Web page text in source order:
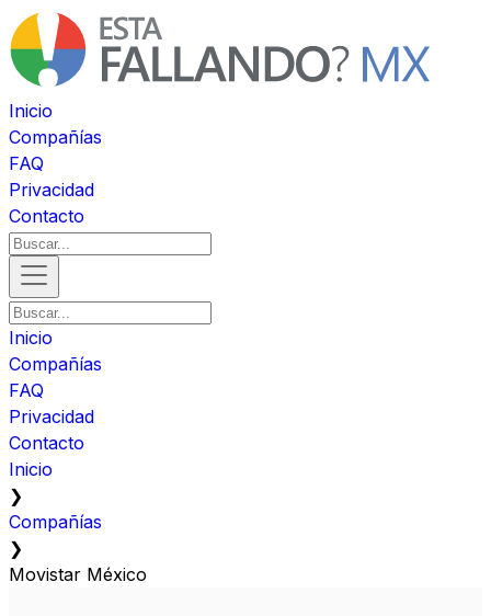
Inicio
Compañías
FAQ
Privacidad
Contacto
Inicio
Compañías
FAQ
Privacidad
Contacto
Inicio
❯
Compañías
❯
Movistar México